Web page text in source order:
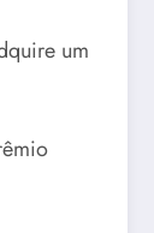
um